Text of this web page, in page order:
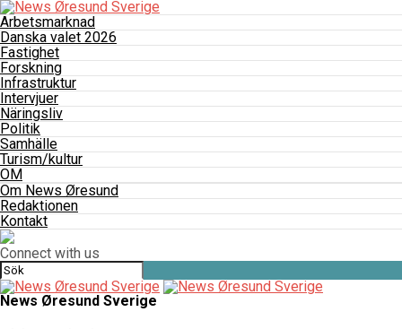
Arbetsmarknad
Danska valet 2026
Fastighet
Forskning
Infrastruktur
Intervjuer
Näringsliv
Politik
Samhälle
Turism/kultur
OM
Om News Øresund
Redaktionen
Kontakt
Connect with us
News Øresund Sverige